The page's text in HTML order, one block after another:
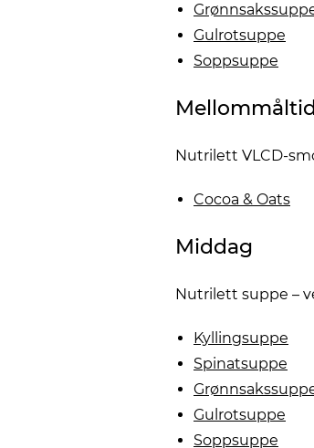
Gulrotsuppe
Soppsuppe
Nutrilett VLCD-
Cocoa & Oats
Middag
Nutrilett suppe –
Kyllingsuppe
Spinatsuppe
Gulrotsuppe
Soppsuppe